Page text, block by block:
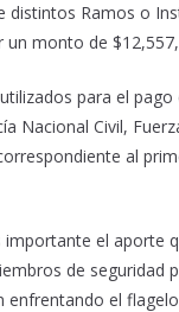
distintos Ramos o
un monto de
para el pago
Nacional Civil,
al
importante el aporte
de seguridad
enfrentando el